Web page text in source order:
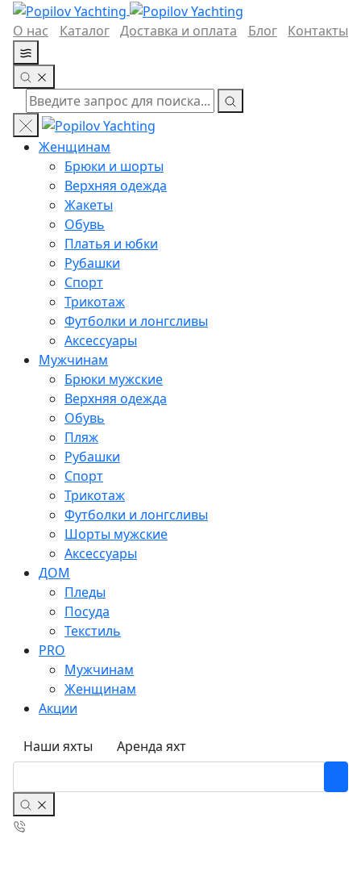
О нас Каталог Доставка и оплата Блог Контакты
Женщинам
Брюки и шорты
Верхняя одежда
Жакеты
Обувь
Платья и юбки
Рубашки
Спорт
Трикотаж
Футболки и лонгсливы
Аксессуары
Мужчинам
Брюки мужские
Верхняя одежда
Обувь
Пляж
Рубашки
Спорт
Трикотаж
Футболки и лонгсливы
Шорты мужские
Аксессуары
ДОМ
Пледы
Посуда
Текстиль
PRO
Мужчинам
Женщинам
Акции
Наши яхты Аренда яхт